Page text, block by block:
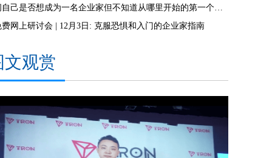
问自己是否想成为一名企业家但不知道从哪里开始的第一个问题
费网上研讨会 | 12月3日: 克服恐惧和入门的企业家指南
文观赏